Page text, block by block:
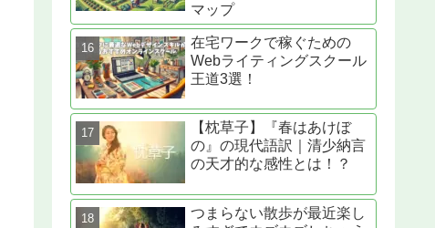
マップ
在宅ワークで稼ぐための
Webライティングスクール
王道3選！
【枕草子】『春はあけぼ
の』の現代語訳｜清少納言
の天才的な感性とは！？
つまらない散歩が最近楽し